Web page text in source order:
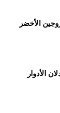
الأخضر
الأدوار